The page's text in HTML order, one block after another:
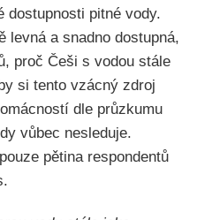
dostupnosti pitné vody.
levná a snadno dostupná,
proč Češi s vodou stále
si tento vzácný zdroj
dle průzkumu
vůbec nesleduje.
pětina respondentů